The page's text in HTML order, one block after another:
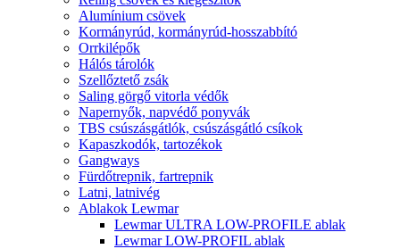
Alumínium csövek
Kormányrúd, kormányrúd-hosszabbító
Orrkilépők
Hálós tárolók
Szellőztető zsák
Saling görgő vitorla védők
Napernyők, napvédő ponyvák
TBS csúszásgátlók, csúszásgátló csíkok
Kapaszkodók, tartozékok
Gangways
Fürdőtrepnik, fartrepnik
Latni, latnivég
Ablakok Lewmar
Lewmar ULTRA LOW-PROFILE ablak
Lewmar LOW-PROFIL ablak